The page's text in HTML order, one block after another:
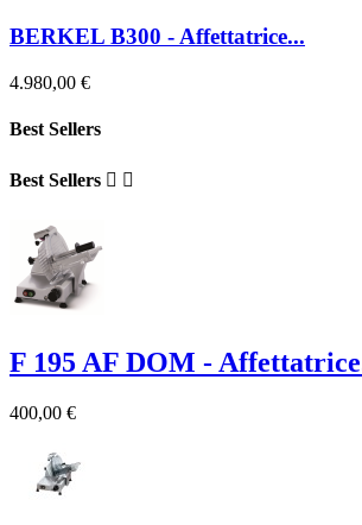
BERKEL B300 - Affettatrice...
4.980,00 €
Best Sellers
Best Sellers  
F 195 AF DOM -
400,00 €